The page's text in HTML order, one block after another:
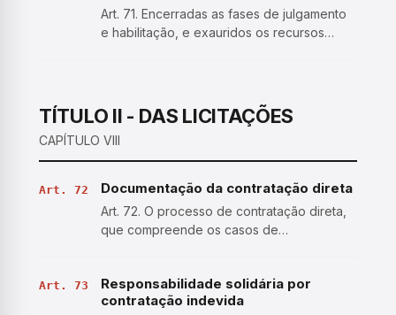
Art. 71. Encerradas as fases de julgamento
e habilitação, e exauridos os recursos
para saneam…
TÍTULO II - DAS LICITAÇÕES
CAPÍTULO VIII
Art. 72 Documentação da contratação direta
Art. 72. O processo de contratação direta,
que compreende os casos de
documentos: I - documento de
formalização de demanda e, se for o cas…
Art. 73
Responsabilidade solidária por
contratação indevida